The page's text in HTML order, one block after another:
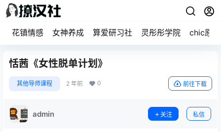
花镇情感 女神养成 算爱研习社 灵彤彤学院 chic原醉
恬茜《女性脱单计划》
其他导师课程 2 年前 0 前往下载
admin 关注 私信